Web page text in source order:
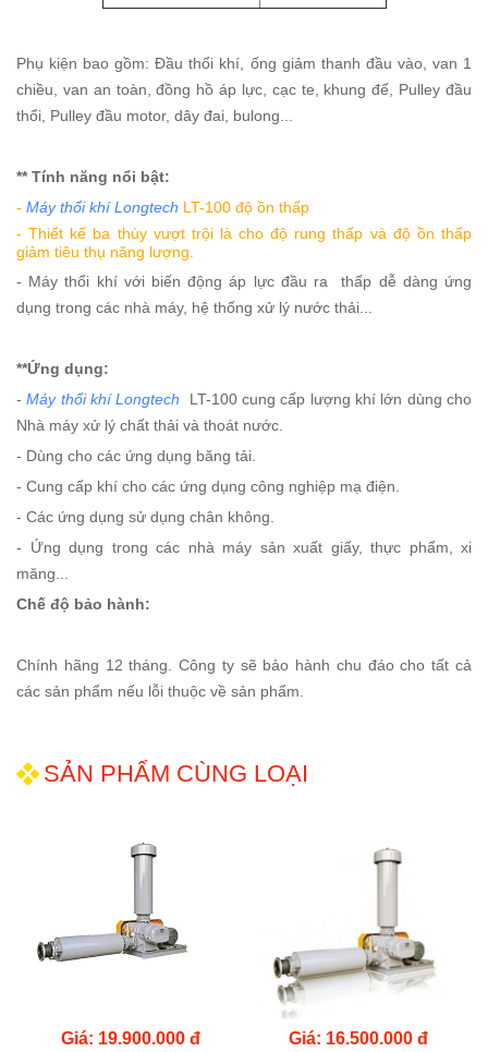
Phụ kiện bao gồm: Đầu thổi khí, ống giảm thanh đầu vào, van 1
chiều, van an toàn, đồng hồ áp lực, cạc te, khung đế, Pulley đầu
thổi, Pulley đầu motor, dây đai, bulong...
** Tính năng nổi bật:
- Máy thổi khí Longtech LT-100 độ ồn thấp
- Thiết kế ba thùy vượt trội là cho độ rung thấp và độ ồn thấp
giảm tiêu thụ năng lượng.
- Máy thổi khí với biến động áp lực đầu ra thấp dễ dàng ứng
dụng trong các nhà máy, hệ thống xử lý nước thải...
**Ứng dụng:
-Máy thổi khí Longtech LT-100 cung cấp lượng khí lớn dùng cho
Nhà máy xử lý chất thải và thoát nước.
- Dùng cho các ứng dụng băng tải.
- Cung cấp khí cho các ứng dụng công nghiệp mạ điện.
- Các ứng dụng sử dụng chân không.
- Ứng dụng trong các nhà máy sản xuất giấy, thực phẩm, xi
măng...
Chế độ bảo hành:
Chính hãng 12 tháng. Công ty sẽ bảo hành chu đáo cho tất cả
các sản phẩm nếu lỗi thuộc về sản phẩm.
SẢN PHẨM CÙNG LOẠI
Giá: 19.900.000 đ Giá: 16.500.000 đ